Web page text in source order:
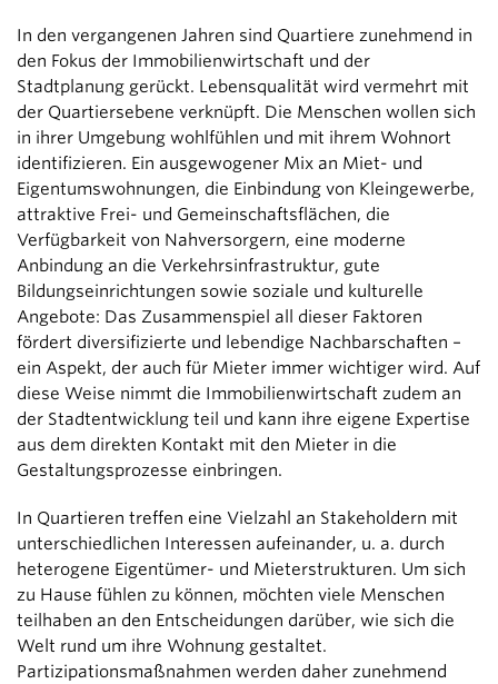
In den vergangenen Jahren sind Quartiere zunehmend in
den Fokus der Immobilienwirtschaft und der
Stadtplanung gerückt. Lebensqualität wird vermehrt mit
der Quartiersebene verknüpft. Die Menschen wollen sich
in ihrer Umgebung wohlfühlen und mit ihrem Wohnort
identifizieren. Ein ausgewogener Mix an Miet- und
Eigentumswohnungen, die Einbindung von Kleingewerbe,
attraktive Frei- und Gemeinschaftsflächen, die
Verfügbarkeit von Nahversorgern, eine moderne
Anbindung an die Verkehrsinfrastruktur, gute
Bildungseinrichtungen sowie soziale und kulturelle
Angebote: Das Zusammenspiel all dieser Faktoren
fördert diversifizierte und lebendige Nachbarschaften –
ein Aspekt, der auch für Mieter immer wichtiger wird. Auf
diese Weise nimmt die Immobilienwirtschaft zudem an
der Stadtentwicklung teil und kann ihre eigene Expertise
aus dem direkten Kontakt mit den Mieter in die
Gestaltungsprozesse einbringen.
In Quartieren treffen eine Vielzahl an Stakeholdern mit
unterschiedlichen Interessen aufeinander, u. a. durch
heterogene Eigentümer- und Mieterstrukturen. Um sich
zu Hause fühlen zu können, möchten viele Menschen
teilhaben an den Entscheidungen darüber, wie sich die
Welt rund um ihre Wohnung gestaltet.
Partizipationsmaßnahmen werden daher zunehmend